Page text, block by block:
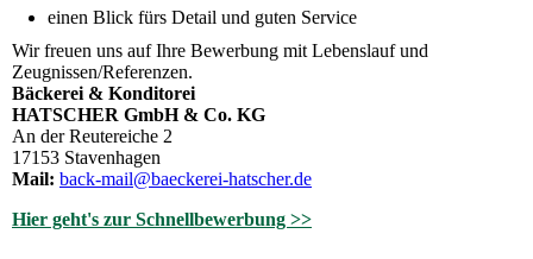
einen Blick fürs Detail und guten Service
Wir freuen uns auf Ihre Bewerbung mit Lebenslauf und
Zeugnissen/Referenzen.
Bäckerei & Konditorei
HATSCHER GmbH & Co. KG
An der Reutereiche 2
17153 Stavenhagen
Mail: back-mail@baeckerei-hatscher.de
Hier geht's zur Schnellbewerbung >>